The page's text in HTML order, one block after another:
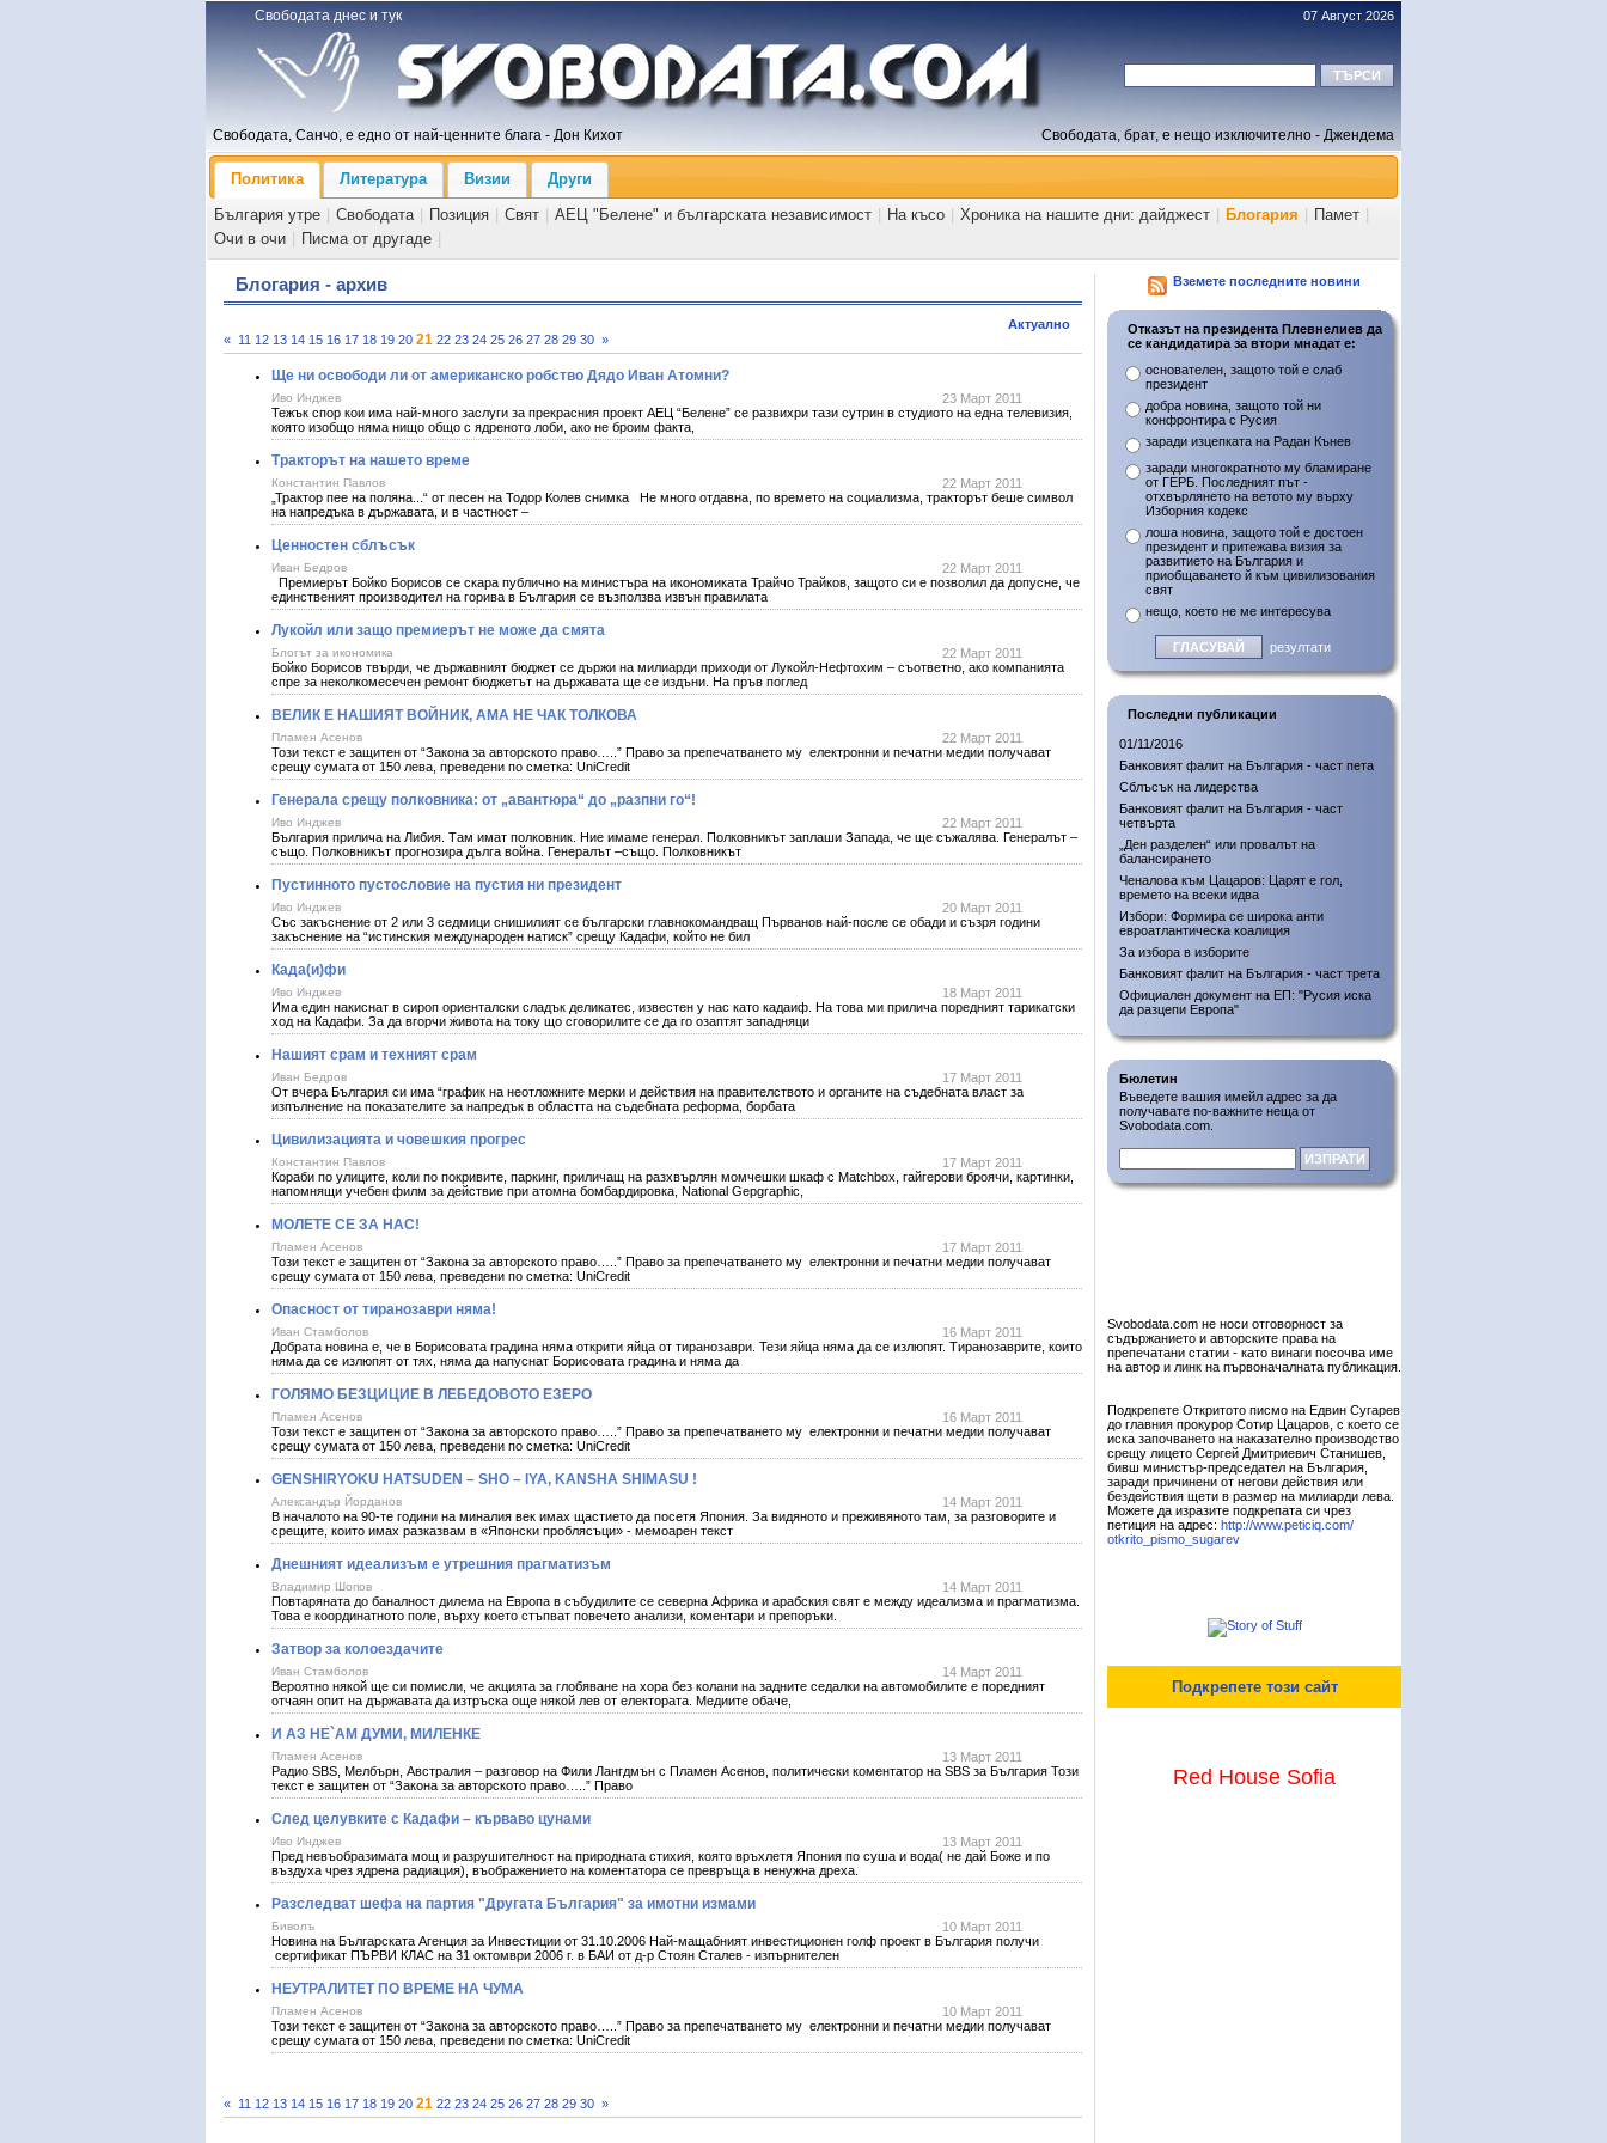
Свободата днес и тук 07 Август 2026
Свободата, Санчо, е едно от най-ценните блага - Дон Кихот Свободата, брат, е нещо изключително - Джендема
Политика Литература Визии
Други
България утре
Свободата Позиция Свят АЕЦ "Белене" и българската независимост На късо Хроника на нашите дни: дайджест Блогария Памет
Очи в очи
Писма от другаде
Блогария - архив
Актуално
« 11 12 13 14 15 16 17 18 19 20 21 22 23 24 25 26 27 28 29 30 »
Ще ни освободи ли от американско робство Дядо Иван Атомни?
Иво Инджев
23 Март 2011
Тежък спор кои има най-много заслуги за прекрасния проект АЕЦ “Белене” се развихри тази сутрин в студиото на една телевизия,
която изобщо няма нищо общо с ядреното лоби, ако не броим факта,
Тракторът на нашето време
Константин Павлов
22 Март 2011
„Трактор пее на поляна...“ от песен на Тодор Колев снимка Не много отдавна, по времето на социализма, тракторът беше символ
на напредъка в държавата, и в частност –
Ценностен сблъсък
Иван Бедров
22 Март 2011
Премиерът Бойко Борисов се скара публично на министъра на икономиката Трайчо Трайков, защото си е позволил да допусне, че
единственият производител на горива в България се възползва извън правилата
Лукойл или защо премиерът не може да смята
Блогът за икономика
22 Март 2011
Бойко Борисов твърди, че държавният бюджет се държи на милиарди приходи от Лукойл-Нефтохим – съответно, ако компанията
спре за неколкомесечен ремонт бюджетът на държавата ще се издъни. На пръв поглед
ВЕЛИК Е НАШИЯТ ВОЙНИК, АМА НЕ ЧАК ТОЛКОВА
Пламен Асенов
22 Март 2011
Този текст е защитен от “Закона за авторското право…..” Право за препечатването му електронни и печатни медии получават
срещу сумата от 150 лева, преведени по сметка: UniCredit
Генерала срещу полковника: от „авантюра“ до „разпни го“!
Иво Инджев
22 Март 2011
България прилича на Либия. Там имат полковник. Ние имаме генерал. Полковникът заплаши Запада, че ще съжалява. Генералът –
също. Полковникът прогнозира дълга война. Генералът –също. Полковникът
Пустинното пустословие на пустия ни президент
Иво Инджев
20 Март 2011
Със закъснение от 2 или 3 седмици снишилият се български главнокомандващ Първанов най-после се обади и съзря години
закъснение на “истинския международен натиск” срещу Кадафи, който не бил
Када(и)фи
Иво Инджев
18 Март 2011
Има един накиснат в сироп ориенталски сладък деликатес, известен у нас като кадаиф. На това ми прилича поредният тарикатски
ход на Кадафи. За да вгорчи живота на току що сговорилите се да го озаптят западняци
Нашият срам и техният срам
Иван Бедров
17 Март 2011
От вчера България си има “график на неотложните мерки и действия на правителството и органите на съдебната власт за
изпълнение на показателите за напредък в областта на съдебната реформа, борбата
Цивилизацията и човешкия прогрес
Константин Павлов
17 Март 2011
Кораби по улиците, коли по покривите, паркинг, приличащ на разхвърлян момчешки шкаф с Matchbox, гайгерови броячи, картинки,
напомнящи учебен филм за действие при атомна бомбардировка, National Gepgraphic,
МОЛЕТЕ СЕ ЗА НАС!
Пламен Асенов
17 Март 2011
Този текст е защитен от “Закона за авторското право…..” Право за препечатването му електронни и печатни медии получават
срещу сумата от 150 лева, преведени по сметка: UniCredit
Опасност от тиранозаври няма!
Иван Стамболов
16 Март 2011
Добрата новина е, че в Борисовата градина няма открити яйца от тиранозаври. Тези яйца няма да се излюпят. Тиранозаврите, които
няма да се излюпят от тях, няма да напуснат Борисовата градина и няма да
ГОЛЯМО БЕЗЦИЦИЕ В ЛЕБЕДОВОТО ЕЗЕРО
Пламен Асенов
16 Март 2011
Този текст е защитен от “Закона за авторското право…..” Право за препечатването му електронни и печатни медии получават
срещу сумата от 150 лева, преведени по сметка: UniCredit
GENSHIRYOKU HATSUDEN – SHO – IYA, KANSHA SHIMASU !
Александър Йорданов
14 Март 2011
В началото на 90-те години на миналия век имах щастието да посетя Япония. За видяното и преживяното там, за разговорите и
срещите, които имах разказвам в «Японски проблясъци» - мемоарен текст
Днешният идеализъм е утрешния прагматизъм
Владимир Шопов
14 Март 2011
Повтаряната до баналност дилема на Европа в събудилите се северна Африка и арабския свят е между идеализма и прагматизма.
Това е координатното поле, върху което стъпват повечето анализи, коментари и препоръки.
Затвор за колоездачите
Иван Стамболов
14 Март 2011
Вероятно някой ще си помисли, че акцията за глобяване на хора без колани на задните седалки на автомобилите е поредният
отчаян опит на държавата да изтръска още някой лев от електората. Медиите обаче,
И АЗ НЕ`АМ ДУМИ, МИЛЕНКЕ
Пламен Асенов
13 Март 2011
Радио SBS, Мелбърн, Австралия – разговор на Фили Лангдмън с Пламен Асенов, политически коментатор на SBS за България Този
текст е защитен от “Закона за авторското право…..” Право
След целувките с Кадафи – кърваво цунами
Иво Инджев
13 Март 2011
Пред невъобразимата мощ и разрушителност на природната стихия, която връхлетя Япония по суша и вода( не дай Боже и по
въздуха чрез ядрена радиация), въображението на коментатора се превръща в ненужна дреха.
Разследват шефа на партия "Другата България" за имотни измами
Биволъ
10 Март 2011
Новина на Българската Агенция за Инвестиции от 31.10.2006 Най-мащабният инвестиционен голф проект в България получи
сертификат ПЪРВИ КЛАС на 31 октомври 2006 г. в БАИ от д-р Стоян Сталев - изпърнителен
НЕУТРАЛИТЕТ ПО ВРЕМЕ НА ЧУМА
Пламен Асенов
10 Март 2011
Този текст е защитен от “Закона за авторското право…..” Право за препечатването му електронни и печатни медии получават
срещу сумата от 150 лева, преведени по сметка: UniCredit
« 11 12 13 14 15 16 17 18 19 20 21 22 23 24 25 26 27 28 29 30 »
Вземете последните новини
Отказът на президента Плевнелиев да
се кандидатира за втори мнадат е:
основателен, защото той е слаб
президент
добра новина, защото той ни
конфронтира с Русия
заради изцепката на Радан Кънев
заради многократното му бламиране
от ГЕРБ. Последният път -
отхвърлянето на ветото му върху
Изборния кодекс
лоша новина, защото той е достоен
президент и притежава визия за
развитието на България и
приобщаването й към цивилизования
свят
нещо, което не ме интересува
резултати
Последни публикации
01/11/2016
Банковият фалит на България - част пета
Сблъсък на лидерства
Банковият фалит на България - част
четвърта
„Ден разделен“ или провалът на
балансирането
Ченалова към Цацаров: Царят е гол,
времето на всеки идва
Избори: Формира се широка анти
евроатлантическа коалиция
За избора в изборите
Банковият фалит на България - част трета
Официален документ на ЕП: "Русия иска
да разцепи Европа"
Бюлетин
Въведете вашия имейл адрес за да
получавате по-важните неща от
Svobodata.com.
Svobodata.com не носи отговорност за
съдържанието и авторските права на
препечатани статии - като винаги посочва име
на автор и линк на първоначалната публикация.
Подкрепете Откритото писмо на Едвин Сугарев
до главния прокурор Сотир Цацаров, с което се
иска започването на наказателно производство
срещу лицето Сергей Дмитриевич Станишев,
бивш министър-председател на България,
заради причинени от негови действия или
бездействия щети в размер на милиарди лева.
Можете да изразите подкрепата си чрез
петиция на адрес: http://www.peticiq.com/
otkrito_pismo_sugarev
Подкрепете този сайт
Red House Sofia